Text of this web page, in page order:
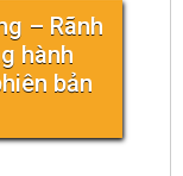
– Rãnh
hành
bản